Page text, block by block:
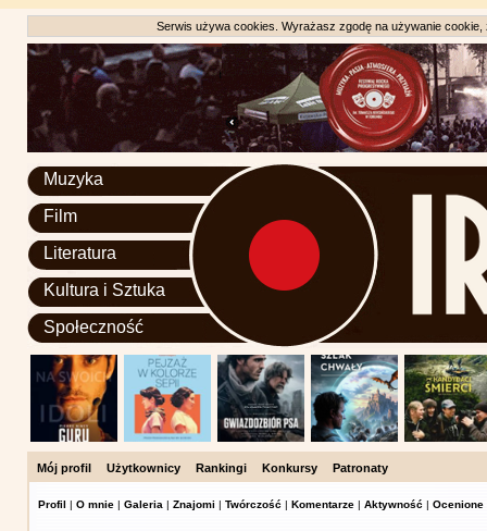
Serwis używa cookies. Wyrażasz zgodę na używanie
Muzyka
Film
Literatura
Kultura i Sztuka
Społeczność
Mój profil Użytkownicy Rankingi Konkursy Patronaty
Profil | O mnie | Galeria | Znajomi | Twórczość | Komentarze | Aktywność | Ocenione